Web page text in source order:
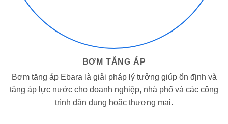
BƠM TĂNG ÁP
Bơm tăng áp Ebara là giải pháp lý tưởng giúp ổn định và
tăng áp lực nước cho doanh nghiệp, nhà phố và các công
trình dân dụng hoặc thương mại.